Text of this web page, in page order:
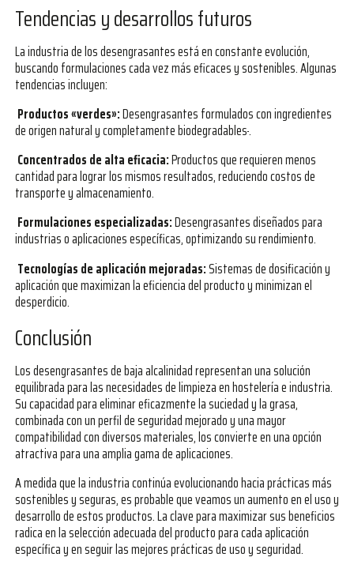
Tendencias y desarrollos futuros
La industria de los desengrasantes está en constante evolución,
buscando formulaciones cada vez más eficaces y sostenibles. Algunas
tendencias incluyen:
Productos «verdes»:Desengrasantes formulados con ingredientes
de origen natural y completamente biodegradables.
Concentrados de alta eficacia:Productos que requieren menos
cantidad para lograr los mismos resultados, reduciendo costos de
transporte y almacenamiento.
Formulaciones especializadas:Desengrasantes diseñados para
industrias o aplicaciones específicas, optimizando su rendimiento.
Tecnologías de aplicación mejoradas:Sistemas de dosificación y
aplicación que maximizan la eficiencia del producto y minimizan el
desperdicio.
Conclusión
Los desengrasantes de baja alcalinidad representan una solución
equilibrada para las necesidades de limpieza en hostelería e industria.
Su capacidad para eliminar eficazmente la suciedad y la grasa,
combinada con un perfil de seguridad mejorado y una mayor
compatibilidad con diversos materiales, los convierte en una opción
atractiva para una amplia gama de aplicaciones.
A medida que la industria continúa evolucionando hacia prácticas más
sostenibles y seguras, es probable que veamos un aumento en el uso y
desarrollo de estos productos. La clave para maximizar sus beneficios
radica en la selección adecuada del producto para cada aplicación
específica y en seguir las mejores prácticas de uso y seguridad.